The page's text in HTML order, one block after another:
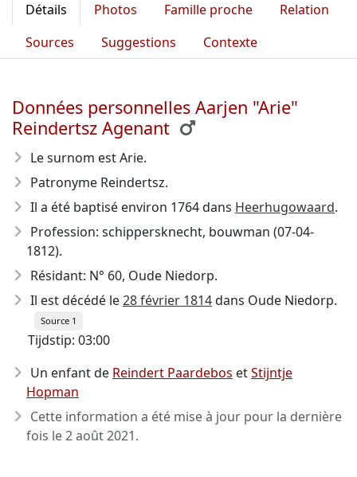
Détails Photos Famille proche
Relation
Sources
Suggestions Contexte
Données personnelles Aarjen "Arie"
Reindertsz Agenant
Le surnom est Arie.
Patronyme Reindertsz.
Il a été baptisé environ 1764 dans Heerhugowaard.
Profession: schippersknecht, bouwman (07-04-
1812).
Résidant: N° 60, Oude Niedorp.
Il est décédé le28 février 1814dans Oude Niedorp.
Source 1
Tijdstip: 03:00
Un enfant de Reindert Paardebos etStijntje
Hopman
Cette information a été mise à jour pour la dernière
fois le2 août 2021.